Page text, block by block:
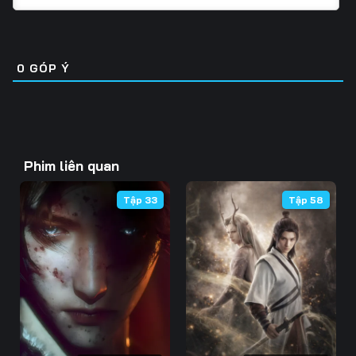
Tập 49
Tập 58
Tập 61 Tập 62 Tập 63
Tập 64 Tập 65 Tập 66
Tập 67 Tập 68 Tập 69
Tập 70 Tập 71 Tập 72
Tập 73 Tập 75
Tập 31 Tập 32 Tập 33
Tập 37 Tập 38 Tập 39
Tập 47 Tập 48
Tập 49 Tập 50 Tập 51
Tập 52 Tập 53 Tập 54
Tập 55 Tập 56 Tập 57
Tập 58 Tập 59 Tập 60
0 GÓP Ý
Phim liên quan
Tập 33 Tập 58